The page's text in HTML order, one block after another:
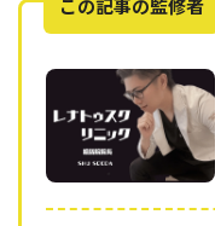
この記事の監修者